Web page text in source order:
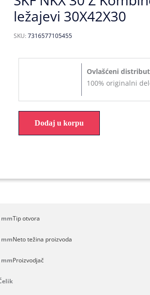
ležajevi 30X42X30
SKU: 7316577105455
Ovlašćeni
100% originalni
Dodaj u korpu
mm
mm
mm
Tip otvora
Neto težina proizvoda
Proizvodjač